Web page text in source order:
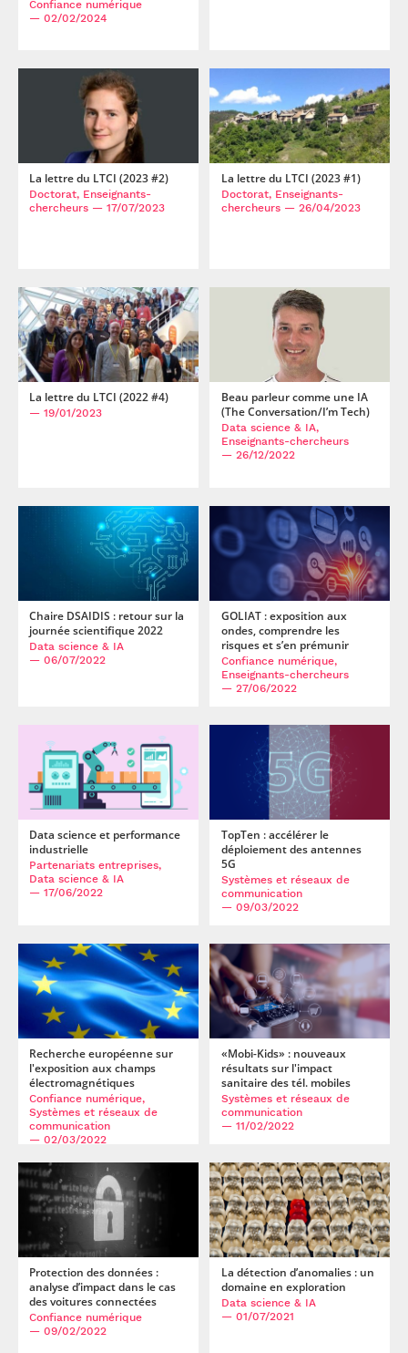
Confiance numérique
— 02/02/2024
La lettre du LTCI (2023 #2)
Doctorat, Enseignants-
chercheurs — 17/07/2023
La lettre du LTCI (2023 #1)
Doctorat, Enseignants-
chercheurs— 26/04/2023
La lettre du LTCI (2022 #4)
— 19/01/2023
Beau parleur comme une IA
(The Conversation/I’m Tech)
Data science & IA,
Enseignants-chercheurs
— 26/12/2022
Chaire DSAIDIS : retour sur la
journée scientifique 2022
Data science & IA
— 06/07/2022
GOLIAT : exposition aux
ondes, comprendre les
risques et s’en prémunir
Confiance numérique,
Enseignants-chercheurs
— 27/06/2022
Data science et performance
industrielle
Partenariats entreprises,
Data science & IA
— 17/06/2022
TopTen : accélérer le
déploiement des antennes
5G
Systèmes et réseaux de
communication
— 09/03/2022
Recherche européenne sur
l'exposition aux champs
électromagnétiques
Confiance numérique,
Systèmes et réseaux de
communication
— 02/03/2022
«Mobi-Kids» : nouveaux
résultats sur l'impact
sanitaire des tél. mobiles
Systèmes et réseaux de
communication
— 11/02/2022
Protection des données :
analyse d’impact dans le cas
des voitures connectées
Confiance numérique
— 09/02/2022
La détection d’anomalies : un
domaine en exploration
Data science & IA
— 01/07/2021